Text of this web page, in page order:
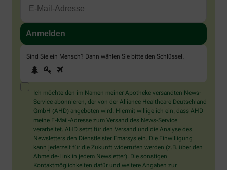
Sind Sie ein Mensch? Dann wählen Sie bitte den Schlüssel .
Sind
Sie
ein
Mensch?
Dann
wählen
Sie
bitte
den
Schlüssel.
1 2
Ich möchte den im Namen meiner Apotheke versandten News-
Service abonnieren, der von der Alliance Healthcare Deutschland
GmbH (AHD) angeboten wird. Hiermit willige ich ein, dass AHD
meine E-Mail-Adresse zum Versand des News-Service
verarbeitet. AHD setzt für den Versand und die Analyse des
Newsletters den Dienstleister Emarsys ein. Die Einwilligung
kann jederzeit für die Zukunft widerrufen werden (z.B. über den
Abmelde-Link in jedem Newsletter). Die sonstigen
Kontaktmöglichkeiten dafür und weitere Angaben zur